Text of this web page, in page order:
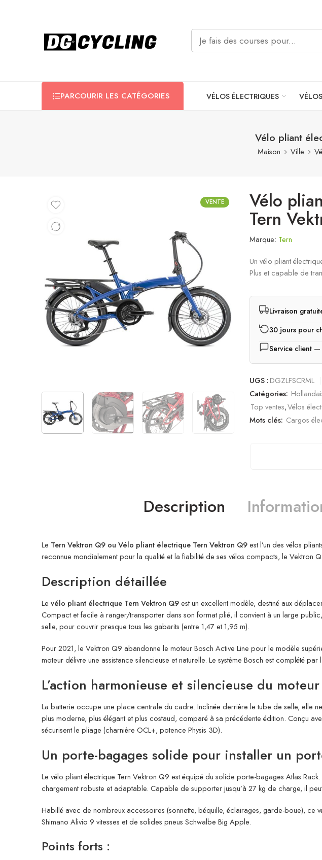
PARCOURIR LES CATÉGORIES VÉLOS ÉLECTRIQUES
Vélo pliant
Maison Ville
VENTE Vélo
Tern
Marque: Tern
Un vélo pliant
Plus et capable de
Livraison
30 jours pour
Service client —
UGS :DGZLFSCRML
Catégories:
Top ventes,Vélos
Mots clés: Cargos
Description
Le Tern Vektron Q9 ou Vélo pliant électrique Tern Vektron Q9est l’un des vélos
reconnue mondialement pour la qualité et la fiabilité de ses vélos compacts, le Vektron
Description détaillée
Le vélo pliant électrique Tern Vektron Q9est un excellent modèle, destiné aux
Compact et facile à ranger/transporter dans son format plié, il convient à un large
selle, pour couvrir presque tous les gabarits (entre 1,47 et 1,95 m).
Pour 2021, le Vektron Q9 abandonne le moteur Bosch Active Line pour le modèle
moteur délivre une assistance silencieuse et naturelle. Le système Bosch est complété
L’action harmonieuse et silencieuse du
La batterie occupe une place centrale du cadre. Inclinée derrière le tube de selle, elle
plus moderne, plus élégant et plus costaud, comparé à sa précédente édition. Conçu
sécurisent le pliage (charnière OCL+, potence Physis 3D).
Un porte-bagages solide pour installer un
Le vélo pliant électrique Tern Vektron Q9 est équipé du solide porte-bagages Atlas
chargement robuste et adaptable. Capable de supporter jusqu’à 27 kg de charge, il
Habillé avec de nombreux accessoires (sonnette, béquille, éclairages, garde-boue), ce
Shimano Alivio 9 vitesses et de solides pneus Schwalbe Big Apple.
Points forts :